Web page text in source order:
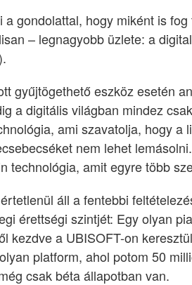
gondolattal, hogy miként is
– legnagyobb üzlete: a
gyűjtögethető eszköz esetén
a digitális világban mindez
ami szavatolja, hogy a
nem lehet
technológia, amit egyre több
áll a fentebbi
érettségi szintjét: Egy olyan
kezdve a UBISOFT-on
platform, ahol potom 50
csak béta állapotban van.